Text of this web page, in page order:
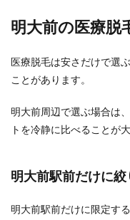
明大前の医療脱
医療脱毛は安さだけで選
ことがあります。
明大前周辺で選ぶ場合は
トを冷静に比べることが大
明大前駅前だけに
明大前駅前だけに限定す